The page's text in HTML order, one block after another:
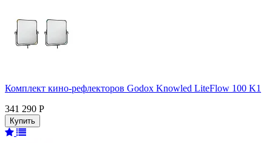
Комплект кино-рефлекторов Godox Knowled LiteFlow 100 K1
341 290 Р